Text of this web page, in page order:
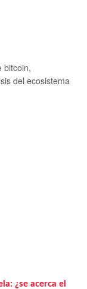
bitcoin,
del ecosistema
¿se acerca el